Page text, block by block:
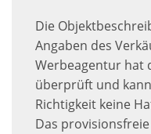
Die
Angaben des
Werbeagentur hat
überprüft und
Richtigkeit keine
Das